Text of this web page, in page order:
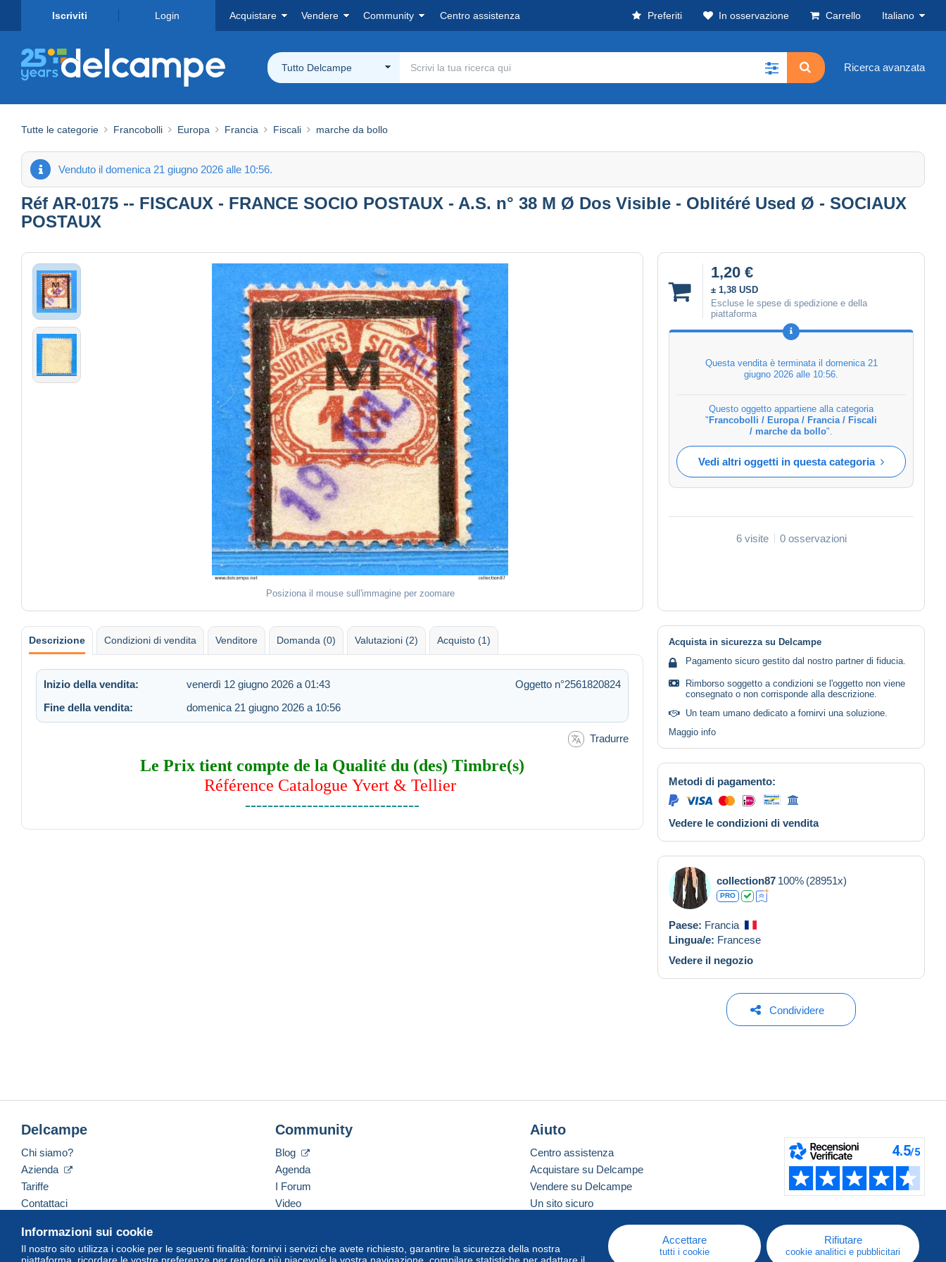
Iscriviti Login Acquistare Vendere Community Centro assistenza Preferiti In osservazione Carrello Italiano
Tutto Delcampe Ricerca avanzata
Tutte le categorie Francobolli Europa Francia Fiscali marche da bollo
Venduto il domenica 21 giugno 2026 alle 10:56.
Réf AR-0175 -- FISCAUX - FRANCE SOCIO POSTAUX - A.S. n° 38 M Ø Dos Visible - Oblitéré Used Ø - SOCIAUX
POSTAUX
Posiziona il mouse sull'immagine per zoomare
1,20 €
± 1,38 USD
Escluse le spese di spedizione e della
piattaforma
Questa vendita è terminata il domenica 21
giugno 2026 alle 10:56
Questo oggetto appartiene alla categoria
" Francobolli / Europa / Francia / Fiscali
/ marche da bollo".
Vedi altri oggetti in questa categoria
6 visite 0 osservazioni
Descrizione Condizioni di vendita Venditore Domanda (0) Valutazioni (2) Acquisto (1)
Inizio della vendita: venerdì 12 giugno 2026 a 01:43
Oggetto n°2561820824
Fine della vendita:
domenica 21 giugno 2026 a 10:56
Tradurre
Le Prix tient compte de la Qualité du (des) Timbre(s)
Référence Catalogue Yvert & Tellier
-------------------------------
Acquista in sicurezza su Delcampe
Pagamento sicuro gestito dal nostro partner di fiducia.
Rimborso soggetto a condizioni se l'oggetto non viene
consegnato o non corrisponde alla descrizione.
Un team umano dedicato a fornirvi una soluzione.
Maggio info
Metodi di pagamento:
Vedere le condizioni di vendita
collection87 100% (28951x)
PRO
Paese: Francia
Lingua/e: Francese
Vedere il negozio
Condividere
Informazioni sui cookie
Il nostro sito utilizza i cookie per le seguenti finalità: fornirvi i servizi che avete richiesto, garantire la sicurezza della nostra
Accettare
tutti i cookie
Rifiutare
cookie analitici e pubblicitari
Delcampe
Chi siamo?
Azienda
Tariffe
Contattaci
Community
Blog
Agenda
I Forum
Video
Aiuto
Centro assistenza
Acquistare su Delcampe
Vendere su Delcampe
Un sito sicuro
Italiano USD America/Indiana/Vevay Versione standard